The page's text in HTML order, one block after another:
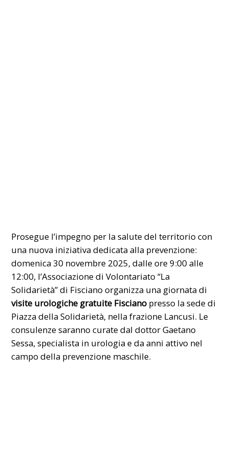
Prosegue l’impegno per la salute del territorio con
una nuova iniziativa dedicata alla prevenzione:
domenica 30 novembre 2025, dalle ore 9:00 alle
12:00, l’Associazione di Volontariato “La
Solidarietà” di Fisciano organizza una giornata di
visite urologiche gratuite Fisciano presso la sede di
Piazza della Solidarietà, nella frazione Lancusi. Le
consulenze saranno curate dal dottor Gaetano
Sessa, specialista in urologia e da anni attivo nel
campo della prevenzione maschile.